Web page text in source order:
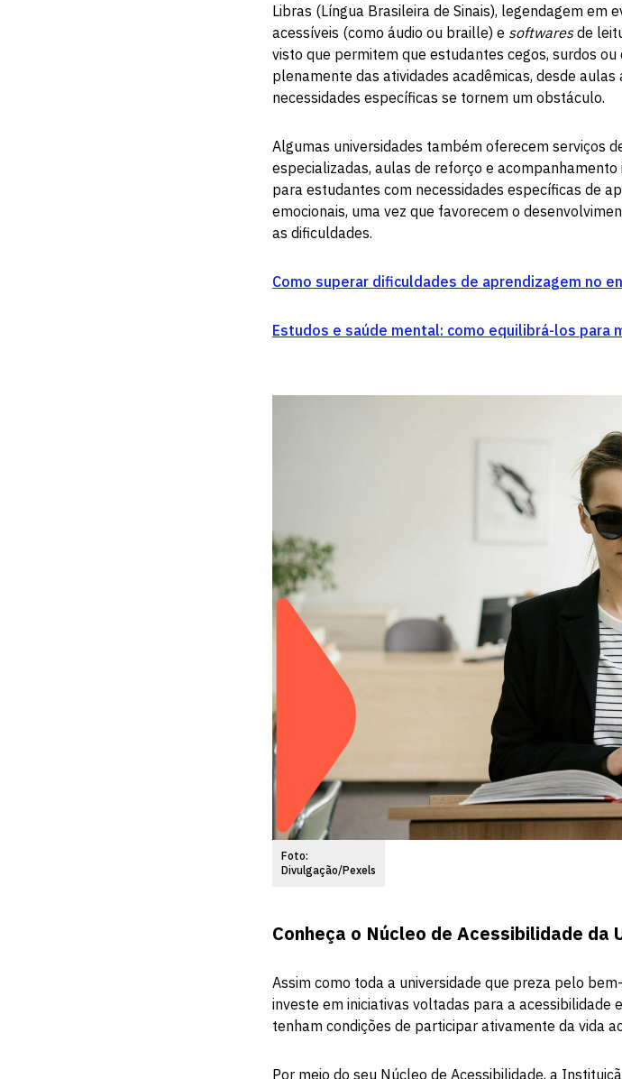
Libras (Língua Brasileira de Sinais), legendagem em
acessíveis (como áudio ou braille) e softwaresde
visto que permitem que estudantes cegos, surdos
plenamente das atividades acadêmicas, desde
necessidades específicas se tornem um obstáculo.
Algumas universidades também oferecem serviços
especializadas, aulas de reforço e
para estudantes com necessidades específicas de
emocionais, uma vez que favorecem o
as dificuldades.
Como superar dificuldades de aprendizagem no
Estudos e saúde mental: como equilibrá-los para
Foto:
Divulgação/Pexels
Conheça o Núcleo de Acessibilidade da
Assim como toda a universidade que preza pelo
investe em iniciativas voltadas para a acessibilidade
tenham condições de participar ativamente da vida
Por meio do seu Núcleo de Acessibilidade, a